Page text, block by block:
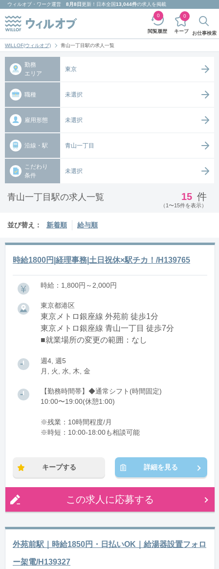
ウィルオブ・ワーク運営 8月8日更新！日本全国13,044件の求人を掲載
閲覧履歴
0
キープ
0
お仕事検索
WILLOF(ウィルオブ) 青山一丁目駅の求人一覧
勤務
エリア
東京
職種 未選択
雇用形態 未選択
沿線・駅 青山一丁目
こだわり
条件
未選択
青山一丁目駅の求人一覧 15 件
（1〜15件を表示）
並び替え： 新着順 給与順
時給1800円|経理事務|土日祝休×駅チカ！/H139765
時給：1,800円～2,000円
東京都港区
東京メトロ銀座線 外苑前 徒歩1分
東京メトロ銀座線 青山一丁目 徒歩7分
■就業場所の変更の範囲：なし
週4, 週5
月, 火, 水, 木, 金
【勤務時間帯】◆通常シフト(時間固定)
10:00〜19:00(休憩1:00)
※残業：10時間程度/月
※時短：10:00-18:00も相談可能
キープする 詳細を見る
この求人に応募する
外苑前駅｜時給1850円・日払いOK｜給湯器設置フォロ
ー架電/H139327